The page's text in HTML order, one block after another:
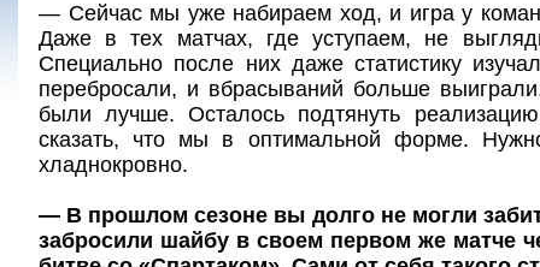
— Сейчас мы уже набираем ход, и игра у
Даже в тех матчах, где уступаем, не
Специально после них даже статистику
перебросали, и вбрасываний больше
были лучше. Осталось подтянуть
сказать, что мы в оптимальной форме.
хладнокровно.
— В прошлом сезоне вы долго не могли
забросили шайбу в своем первом же матче